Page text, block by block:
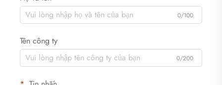
0/100
Tên công ty
0/200